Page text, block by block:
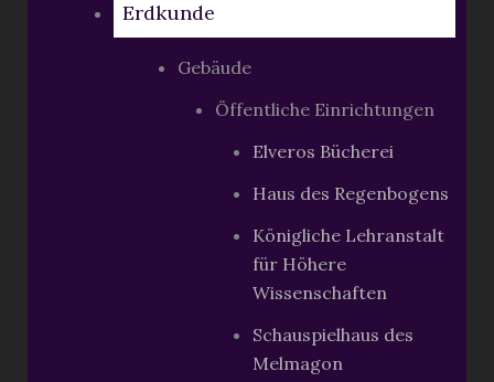
Erdkunde
Gebäude
Öffentliche Einrichtungen
Elveros Bücherei
Haus des Regenbogens
Königliche Lehranstalt
für Höhere
Wissenschaften
Schauspielhaus des
Melmagon